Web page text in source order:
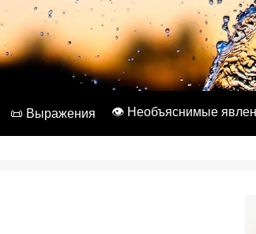
📜 Выражения 👁️ Необъяснимые